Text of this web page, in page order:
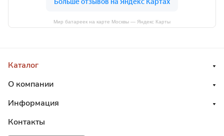
Мир батареек на карте Москвы — Яндекс Карты
Каталог
О компании
Информация
Контакты